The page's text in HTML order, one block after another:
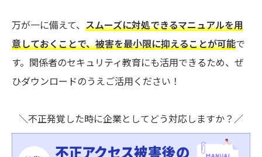
万が一に備えて、 スムーズに対処できるマニュアルを用
意しておくことで、被害を最小限に抑えることが可能で
す。関係者のセキュリティ教育にも活用できるため、ぜ
ひダウンロードのうえご活用ください！
＼不正発覚した時に企業としてどう対応しますか？／